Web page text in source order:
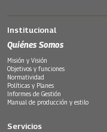
Institucional
Quiénes Somos
Misión y Visión
Objetivos y funciones
Normatividad
Políticas y Planes
Informes de Gestión
Manual de producción y estilo
Servicios